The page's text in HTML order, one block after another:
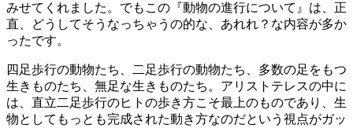
みせてくれました。でもこの『動物の進行について』は、正
直、どうしてそうなっちゃうの的な、あれれ？な内容が多か
ったです。
四足歩行の動物たち、二足歩行の動物たち、多数の足をもつ
生きものたち、無足な生きものたち。アリストテレスの中に
は、直立二足歩行のヒトの歩き方こそ最上のものであり、生
物としてもっとも完成された動き方なのだという視点がガッ